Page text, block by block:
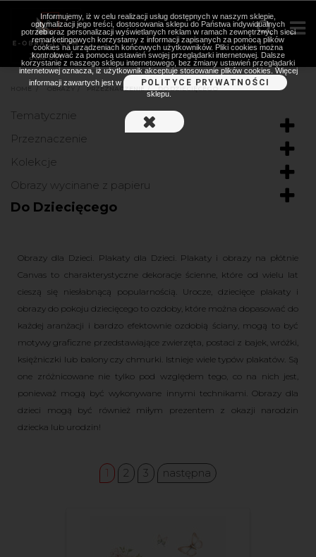
OBRAZY PRZEZNACZENIE
Tematycznie
Przeznaczenie
Kolekcje
Obrazy wycinane z papieru
Do Dziecięcego
Obrazy dla Dzieci. Plakaty dla Dzieci. Plakaty i obrazy na płótnie
Canvas to charakterystyczne dekoracje ścienne, które od wielu lat
cieszą się niesłabnącą popularnością. Urocze, dziecięce plakaty i
obrazy do pokoju dziecięcego to ozdoby, które można dopasować do
każdej aranżacji i bardzo efektownie ozdobią ściany, mogą to być
motywy graficzne przedstawiające zwierzęta, postaci z bajek, wróżki,
księżniczki lub balony czy chmurki. Istnieje wiele typów plakatów. Są
one zróżnicowane nie tylko pod względem tego, co na nich jest,
ponieważ mogą być wykonywane innymi technikami. Obrazy dla
dzieci mogą być również miłym prezentem z okazji narodzin
dziecka lub urodzin!
1 2 3 następna
Informujemy, iż w celu realizacji usług dostępnych w naszym sklepie,
optymalizacji jego treści, dostosowania sklepu do Państwa indywidualnych
potrzeb oraz personalizacji wyświetlanych reklam w ramach zewnętrznych sieci
remarketingowych korzystamy z informacji zapisanych za pomocą plików
cookies na urządzeniach końcowych użytkowników. Pliki cookies można
kontrolować za pomocą ustawień swojej przeglądarki internetowej. Dalsze
korzystanie z naszego sklepu internetowego, bez zmiany ustawień przeglądarki
internetowej oznacza, iż użytkownik akceptuje stosowanie plików cookies. Więcej
informacji zawartych jest w
POLITYCE PRYWATNOŚCI
sklepu.